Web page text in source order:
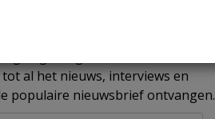
Log in of word abonnee
al het nieuws, interviews en
populaire nieuwsbrief ontvangen.